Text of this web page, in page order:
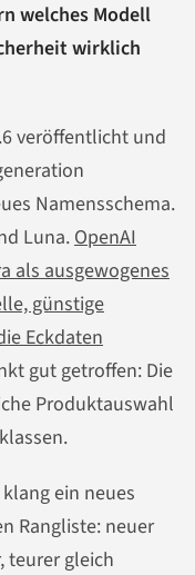
welches Modell
wirklich
veröffentlicht und
Namensschema.
Luna. OpenAI
als ausgewogenes
günstige
Eckdaten
gut getroffen: Die
Produktauswahl
ein neues
Rangliste: neuer
teurer gleich